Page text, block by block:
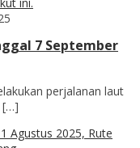
7 September
perjalanan laut
[…]